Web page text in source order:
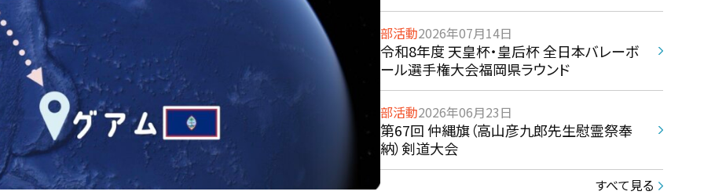
部活動2026年07月14日
令和8年度 天皇杯・皇后杯 全日本バレーボ
ール選手権大会福岡県ラウンド
部活動2026年06月23日
第67回 仲縄旗（高山彦九郎先生慰霊祭奉
納）剣道大会
すべて見る